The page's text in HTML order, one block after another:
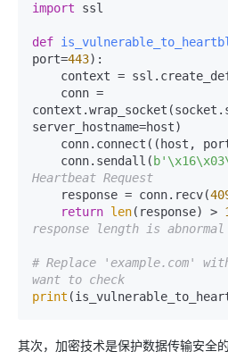
import ssl
def
port=443):
server_hostname=host)
    conn.sendall(
Heartbeat Request
    response = conn.recv(
return len(response) >
response length is abnormal
# Replace 'example.com'
want to check
print
其次，加密技术是保护数据传输安全